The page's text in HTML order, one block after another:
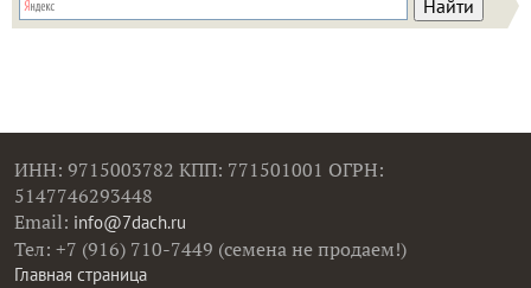
ИНН: 9715003782 КПП: 771501001 ОГРН:
5147746293448
Email: info@7dach.ru
Тел: +7 (916) 710-7449 (семена не продаем!)
Главная страница